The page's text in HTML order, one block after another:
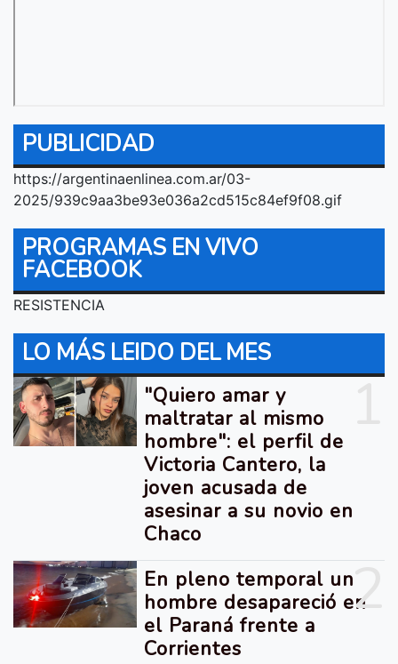
PUBLICIDAD
https://argentinaenlinea.com.ar/03-
2025/939c9aa3be93e036a2cd515c84ef9f08.gif
PROGRAMAS EN VIVO
FACEBOOK
RESISTENCIA
LO MÁS LEIDO DEL MES
"Quiero amar y
maltratar al mismo
hombre": el perfil de
Victoria Cantero, la
joven acusada de
asesinar a su novio en
Chaco
2
En pleno temporal un
hombre desapareció en
el Paraná frente a
Corrientes